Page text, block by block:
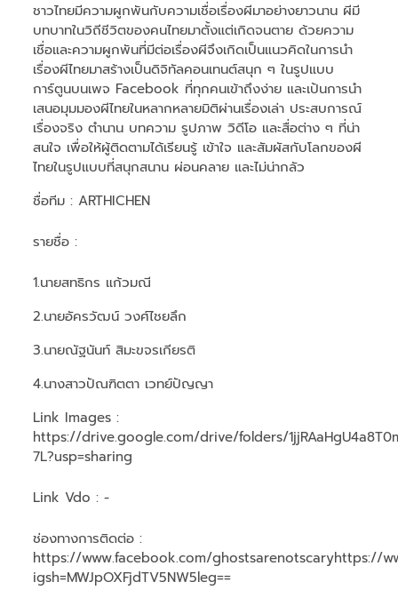
ชาวไทยมีความผูกพันกับความเชื่อเรื่องผีมาอย่างยาวนาน ผีมี
บทบาทในวิถีชีวิตของคนไทยมาตั้งแต่เกิดจนตาย ด้วยความ
เชื่อและความผูกพันที่มีต่อเรื่องผีจึงเกิดเป็นแนวคิดในการนำ
เรื่องผีไทยมาสร้างเป็นดิจิทัลคอนเทนต์สนุก ๆ ในรูปแบบ
การ์ตูนบนเพจ Facebook ที่ทุกคนเข้าถึงง่าย และเป้นการนำ
เสนอมุมมองผีไทยในหลากหลายมิติผ่านเรื่องเล่า ประสบการณ์
เรื่องจริง ตำนาน บทความ รูปภาพ วิดีโอ และสื่อต่าง ๆ ที่น่า
สนใจ เพื่อให้ผู้ติดตามได้เรียนรู้ เข้าใจ และสัมผัสกับโลกของผี
ไทยในรูปแบบที่สนุกสนาน ผ่อนคลาย และไม่น่ากลัว
ชื่อทีม : ARTHICHEN
รายชื่อ :
1.นายสทธิกร แก้วมณี
2.นายอัครวัฒน์ วงศ์ไชยลึก
3.นายณัฐนันท์ สิมะขจรเกียรติ
4.นางสาวปัณฑิตตา เวทย์ปัญญา
Link Images :
https://drive.google.com/drive/folders/
7L?usp=sharing
Link Vdo : -
ช่องทางการติดต่อ :
https://www.facebook.com/ghostsarenotscaryhttps://
igsh=MWJpOXFjdTV5NW5leg==